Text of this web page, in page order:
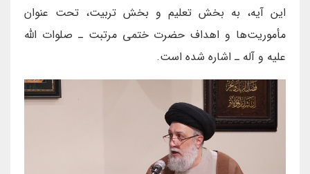
این آیه، به بخش تعلیم و بخش تربیت، تحت عنوان
مأموریت‌ها و اهداف حضرت ختمی مرتبت ـ صلوات الله
علیه و آله ـ اشاره شده است.